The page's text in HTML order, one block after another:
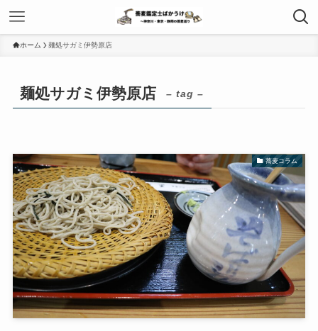
ホーム 麺処サガミ伊勢原店
麺処サガミ伊勢原店 – tag –
蕎麦コラム